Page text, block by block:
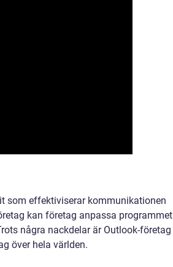
som effektiviserar kommunikationen
kan företag anpassa programmet
några nackdelar är Outlook-företag
över hela världen.